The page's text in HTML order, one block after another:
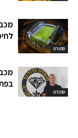
ספורט
ספורט